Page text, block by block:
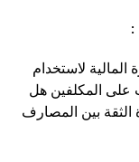
:
لاستخدام
على المكلفين هل
الثقة بين المصارف